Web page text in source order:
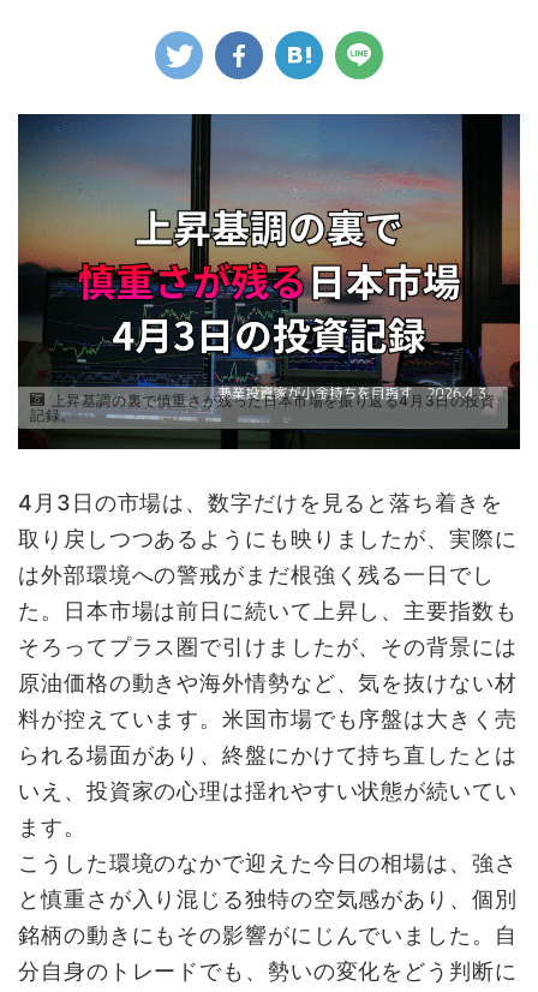
上昇基調の裏で慎重さが残った日本市場を振り返る4月3日の投資
記録。
4月3日の市場は、数字だけを見ると落ち着きを
取り戻しつつあるようにも映りましたが、実際に
は外部環境への警戒がまだ根強く残る一日でし
た。日本市場は前日に続いて上昇し、主要指数も
そろってプラス圏で引けましたが、その背景には
原油価格の動きや海外情勢など、気を抜けない材
料が控えています。米国市場でも序盤は大きく売
られる場面があり、終盤にかけて持ち直したとは
いえ、投資家の心理は揺れやすい状態が続いてい
ます。
こうした環境のなかで迎えた今日の相場は、強さ
と慎重さが入り混じる独特の空気感があり、個別
銘柄の動きにもその影響がにじんでいました。自
分自身のトレードでも、勢いの変化をどう判断に